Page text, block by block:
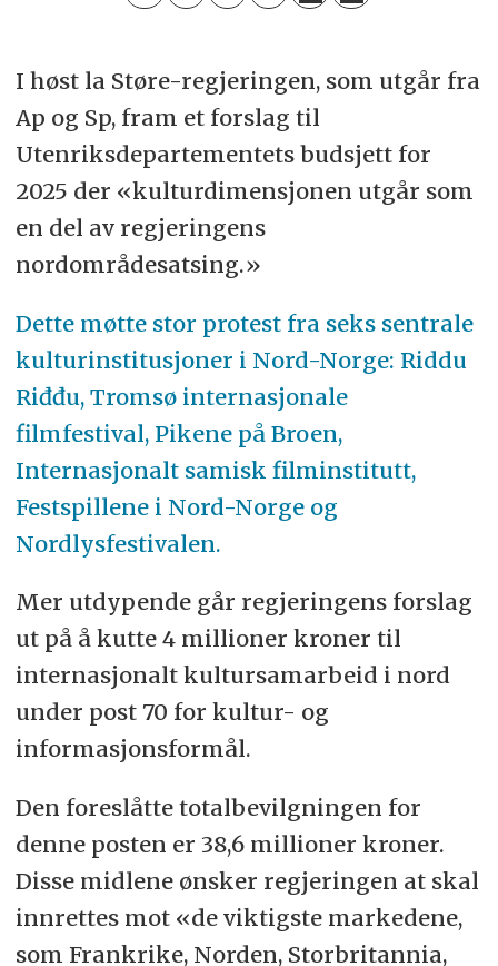
I høst la Støre-regjeringen, som utgår fra
Ap og Sp, fram et forslag til
Utenriksdepartementets budsjett for
2025 der «kulturdimensjonen utgår som
en del av regjeringens
nordområdesatsing.»
Dette møtte stor protest fra seks sentrale
kulturinstitusjoner i Nord-Norge: Riddu
Riđđu, Tromsø internasjonale
filmfestival, Pikene på Broen,
Internasjonalt samisk filminstitutt,
Festspillene i Nord-Norge og
Nordlysfestivalen.
Mer utdypende går regjeringens forslag
ut på å kutte 4 millioner kroner til
internasjonalt kultursamarbeid i nord
under post 70 for kultur- og
informasjonsformål.
Den foreslåtte totalbevilgningen for
denne posten er 38,6 millioner kroner.
Disse midlene ønsker regjeringen at skal
innrettes mot «de viktigste markedene,
som Frankrike, Norden, Storbritannia,